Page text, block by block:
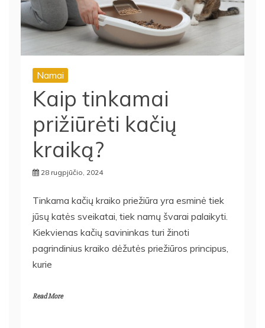
Namai
Kaip tinkamai
prižiūrėti kačių
kraiką?
28 rugpjūčio, 2024
Tinkama kačių kraiko priežiūra yra esminė tiek
jūsų katės sveikatai, tiek namų švarai palaikyti.
Kiekvienas kačių savininkas turi žinoti
pagrindinius kraiko dėžutės priežiūros principus,
kurie
Read More